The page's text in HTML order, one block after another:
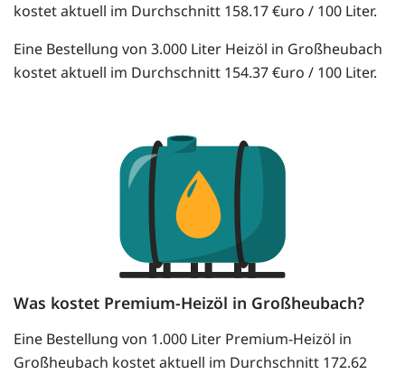
kostet aktuell im Durchschnitt 158.17 €uro / 100 Liter.
Eine Bestellung von 3.000 Liter Heizöl in Großheubach
kostet aktuell im Durchschnitt 154.37 €uro / 100 Liter.
Was kostet Premium-Heizöl in Großheubach?
Eine Bestellung von 1.000 Liter Premium-Heizöl in
Großheubach kostet aktuell im Durchschnitt 172.62